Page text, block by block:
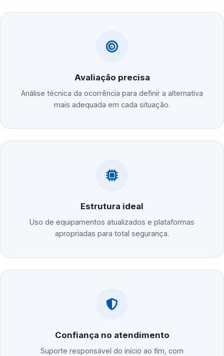
Avaliação precisa
Análise técnica da ocorrência para definir a alternativa
mais adequada em cada situação.
Estrutura ideal
Uso de equipamentos atualizados e plataformas
apropriadas para total segurança.
Confiança no atendimento
Suporte responsável do início ao fim, com